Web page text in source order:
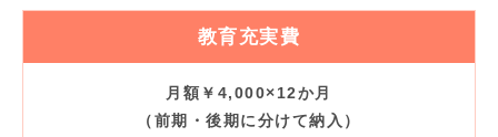
教育充実費
月額￥4,000×12か月
（前期・後期に分けて納入）